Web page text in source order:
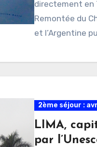
directement en
Remontée du
et l’Argentine
2ème séjour :
LIMA,
par